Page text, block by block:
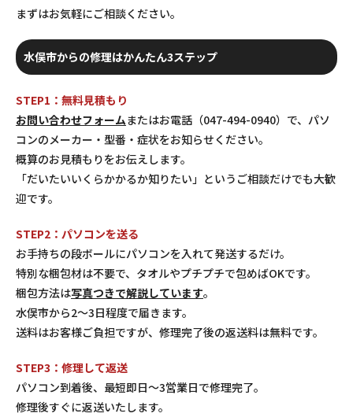
まずはお気軽にご相談ください。
水俣市からの修理はかんたん3ステップ
STEP1：無料見積もり
お問い合わせフォームまたはお電話（047-494-0940）で、パソ
コンのメーカー・型番・症状をお知らせください。
概算のお見積もりをお伝えします。
「だいたいいくらかかるか知りたい」というご相談だけでも大歓
迎です。
STEP2：パソコンを送る
お手持ちの段ボールにパソコンを入れて発送するだけ。
特別な梱包材は不要で、タオルやプチプチで包めばOKです。
梱包方法は写真つきで解説しています。
水俣市から2〜3日程度で届きます。
送料はお客様ご負担ですが、修理完了後の返送料は無料です。
STEP3：修理して返送
パソコン到着後、最短即日〜3営業日で修理完了。
修理後すぐに返送いたします。